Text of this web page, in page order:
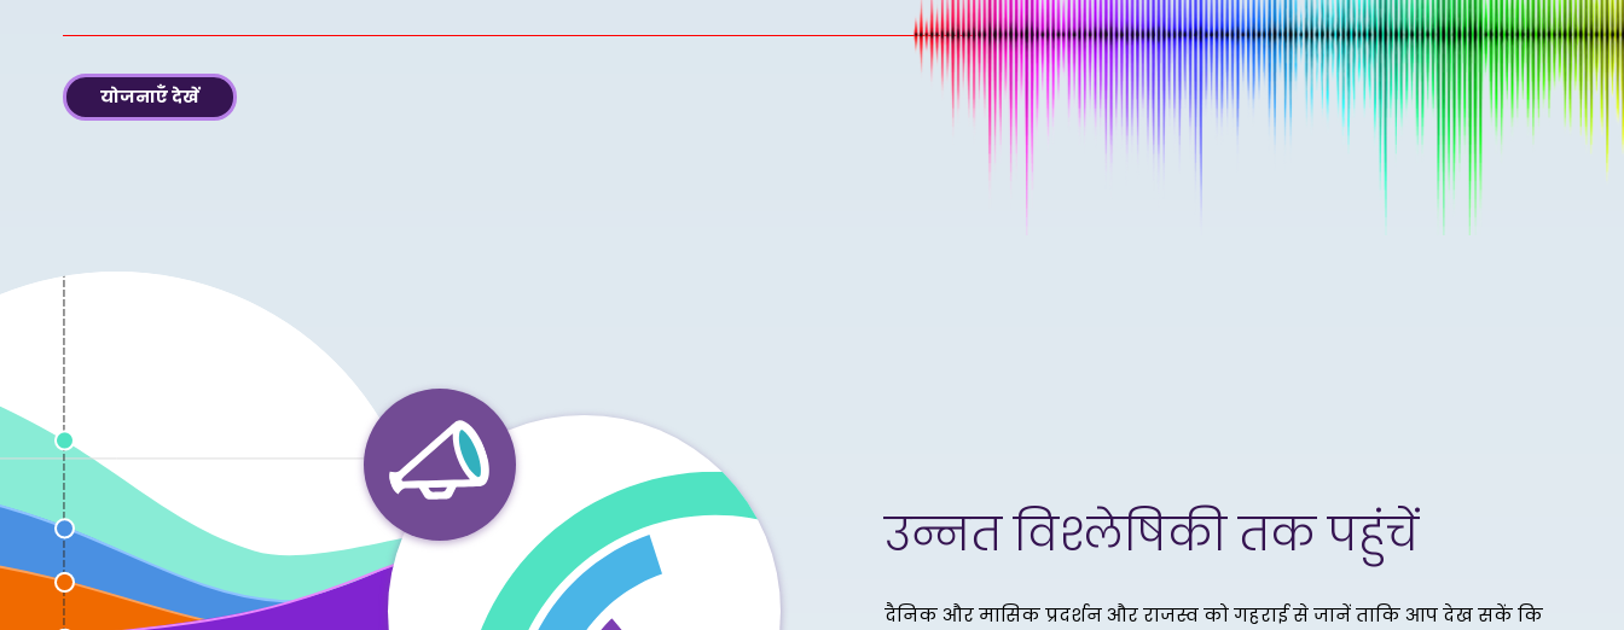
योजनाएँ देखें
उन्नत विश्लेषिकी तक पहुंचें
दैनिक और मासिक प्रदर्शन और राजस्व को गहराई से जानें ताकि आप देख सकें कि